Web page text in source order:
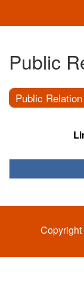
Public
Public Relation